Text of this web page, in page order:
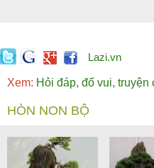
Lazi.vn
Xem: Hỏi đáp, đố vui,
HÒN NON BỘ